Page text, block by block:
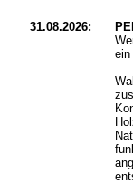
31.08.2026: